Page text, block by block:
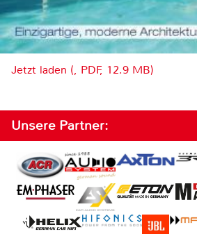
Jetzt laden (, PDF, 12.9 MB)
Unsere Partner: